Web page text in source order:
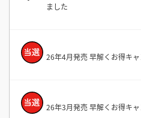
ました
26年4月発売 早解くお得キ
26年3月発売 早解くお得キ